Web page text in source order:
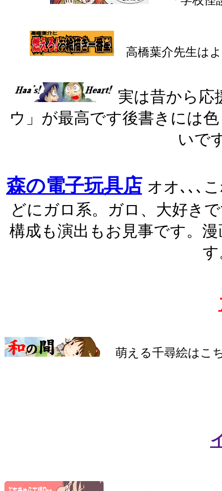
高橋葉介先生はよ
実は昔から応
ウ」が最高です後書きには
いで
森の電子玩具店 オオ､､､
どにガロ系。ガロ、大好き
構成も演出もお見事です。
萌える千尋絵はこ